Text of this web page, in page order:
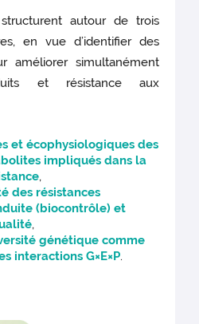
autour de trois
en vue d’identifier des
améliorer simultanément
et résistance aux
et écophysiologiques des
impliqués dans la
,
des résistances
(biocontrôle) et
,
génétique comme
interactionsG×E×P.